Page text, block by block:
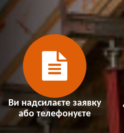
Ви надсилаєте заявку
або телефонуєте